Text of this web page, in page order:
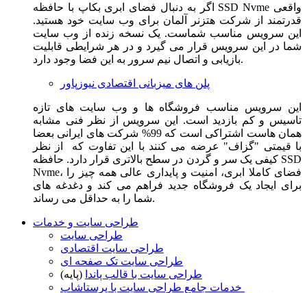
اگر به دنبال فضای ابری بکاپ با حافظه SSD Nvme واقعی
قدرتمند از شرکت هتزنر آلمان برای وب سایت خود هستید.
این سرویس مناسب شماست. یک نسخه زنده از وب سایت
شما در این سرویس قرار می گیرد و در هر شرایطی قابلیت
بازیابی و اتصال نیم سرور به این فضا وجود دارد.
پلن های میزبانی اقتصادی نیوزپاور
این سرویس مناسب فروشگاه ها و وب سایت های تازه
تاسیس و کم بازدید است. این سرویس از نظر فنی مشابه
همان هاست اشتراکی است که 99% شرکت های ایرانی بعضا
با قیمتی "گزاف" عرضه می کنند با این تفاوت که از نظر
کیفی یک سر و گردن در سطح بالاتری قرار دارد. حافظه SSD
Nvme، فضای کاملا ابری، امنیت و پایداری عالی همه چیز را
برای ایجاد یک فروشگاه جدید فراهم می کند و دغدغه های
شما را به حداقل می رساند.
طراحی سایت و خدمات
طراحی سایت
طراحی سایت اقتصادی
طراحی سایت تک صفحه ای
طراحی سایت با قالب پاندا (پایه)